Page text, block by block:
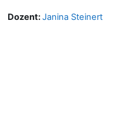
Dozent:Janina Steinert